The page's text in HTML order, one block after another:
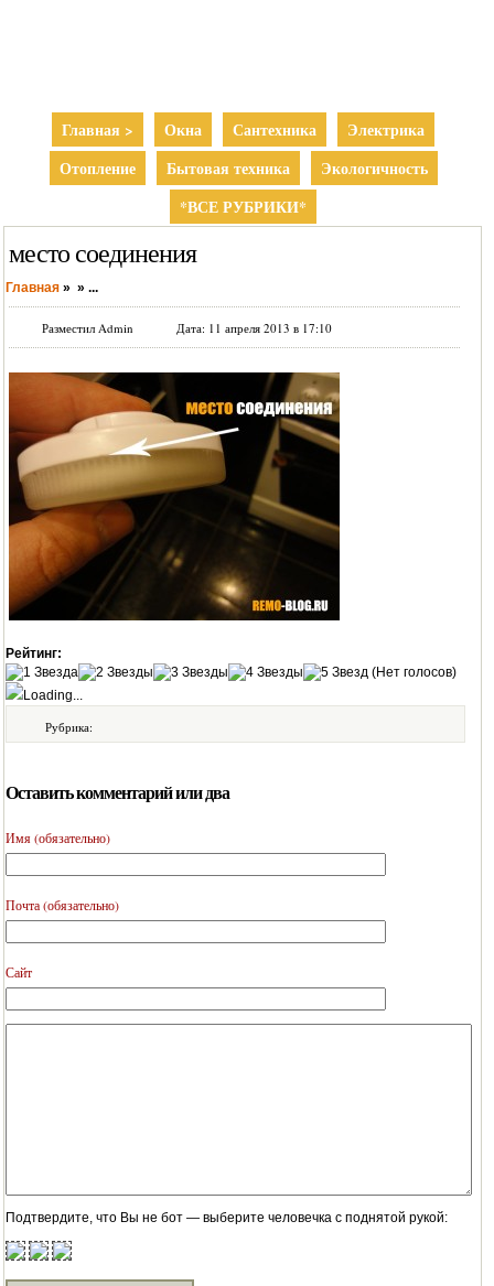
Главная > Окна Сантехника
Электрика
Отопление
Бытовая техника
Экологичность
*ВСЕ РУБРИКИ*
место соединения
Главная » » ...
Разместил Admin Дата: 11 апреля 2013 в 17:10
Рейтинг:
(Нет голосов)
Loading...
Рубрика:
Оставить комментарий или два
Имя (обязательно)
Почта (обязательно)
Сайт
Подтвердите, что Вы не бот — выберите человечка с поднятой рукой: